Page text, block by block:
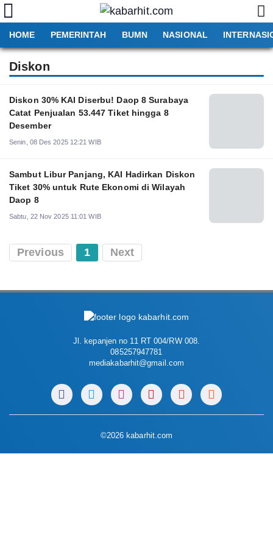
HOME PEMERINTAH BUMN NASIONAL
Diskon
Diskon 30% KAI Diserbu! Daop 8 Surabaya
Catat Penjualan 53.447 Tiket hingga 8
Desember
Senin, 08 Des 2025 12:21 WIB
Sambut Libur Panjang, KAI Hadirkan Diskon
Tiket 30% untuk Rute Ekonomi di Wilayah
Daop 8
Sabtu, 22 Nov 2025 11:01 WIB
Previous 1 Next
Jl. kepanjen no 11 RT 004/RW 008.
085257947781
mediakabarhit@gmail.com
©2026 kabarhit.com